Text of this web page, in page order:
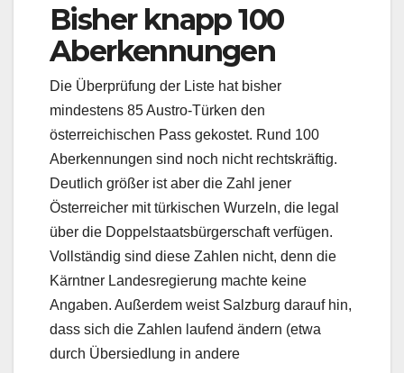
Bisher knapp 100
Aberkennungen
Die Überprüfung der Liste hat bisher
mindestens 85 Austro-Türken den
österreichischen Pass gekostet. Rund 100
Aberkennungen sind noch nicht rechtskräftig.
Deutlich größer ist aber die Zahl jener
Österreicher mit türkischen Wurzeln, die legal
über die Doppelstaatsbürgerschaft verfügen.
Vollständig sind diese Zahlen nicht, denn die
Kärntner Landesregierung machte keine
Angaben. Außerdem weist Salzburg darauf hin,
dass sich die Zahlen laufend ändern (etwa
durch Übersiedlung in andere